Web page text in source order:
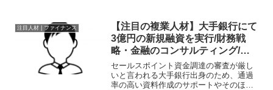
ー経営戦略室2007年2月～2011年9月...
注目人材 | ファイナンス
【注目の複業人材】大手銀行にて
3億円の新規融資を実行/財務戦
略・金融のコンサルティング/ア
ドバイザー
セールスポイント資金調達の審査が厳し
いと言われる大手銀行出身のため、通過
率の高い資料作成のサポートやそのほか